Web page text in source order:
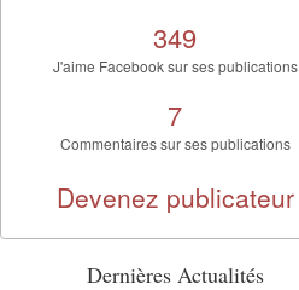
349
J'aime Facebook sur ses publications
7
Commentaires sur ses publications
Devenez publicateur
Dernières Actualités